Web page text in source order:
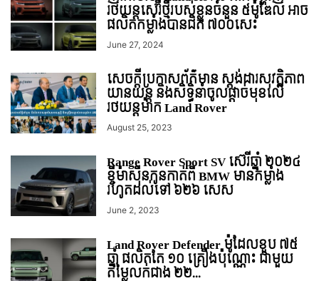
រថយន្តសេរ៊ីថ្មីរបស់ខ្លួនចំនួន ៥ម៉ូឌែល អាច
ផលិតកម្លាំងបានជិត ៧០០សេះ
June 27, 2024
សេចក្តី​ប្រកាស​ព័ត៌មាន ស្តង់ដារសុវត្ថិភាព
យានយន្ត និងសិទ្ធិនាំចូល​ផ្ដាច់មុខ​លើ​
រថយន្ត​ម៉ាក Land Rover
August 25, 2023
Range Rover Sport SV ស៊េរីឆ្នាំ ២០២៤
ខ្ចីម៉ាស៊ីនកូនកាត់ពី BMW មានកម្លាំង
រហូតដល់ទៅ ៦២៦ សេស
June 2, 2023
Land Rover Defender ម៉ូដែលខួប ៧៥
ឆ្នាំ ផលិតតែ ១០ គ្រឿងប៉ុណ្ណោះ ជាមួយ
តម្លៃលក់ជាង ២២...